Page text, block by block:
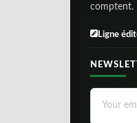
comptent.
Ligne